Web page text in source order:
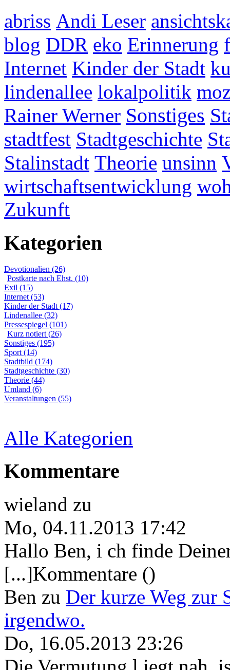
abriss Andi Leser
blog DDR eko Erinnerung
Internet Kinder der Stadt
lindenallee lokalpolitik
Rainer Werner Sonstiges
stadtfest Stadtgeschichte
Stalinstadt Theorie unsinn
wirtschaftsentwicklung
Zukunft
Kategorien
Devotionalien (26)
Postkarte nach Ehst. (10)
Exil (15)
Internet (53)
Kinder der Stadt (17)
Lindenallee (32)
Pressespiegel (101)
Kurz notiert (26)
Sonstiges (195)
Sport (14)
Stadtbild (174)
Stadtgeschichte (30)
Theorie (44)
Umland (6)
Veranstaltungen (55)
Alle Kategorien
Kommentare
wieland zu
Mo, 04.11.2013 17:42
Hallo Ben, i ch finde
[...]Kommentare ()
Ben zu Der kurze Weg zur
irgendwo.
Do, 16.05.2013 23:26